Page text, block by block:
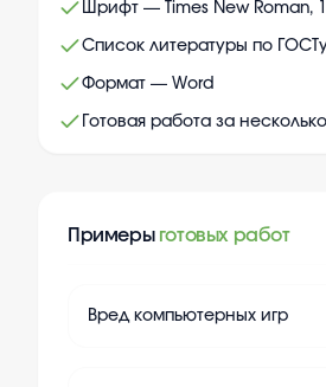
Шрифт — Times New Roman,
Список литературы по
Формат — Word
Готовая работа за
Примеры готовых работ
Вред компьютерных игр